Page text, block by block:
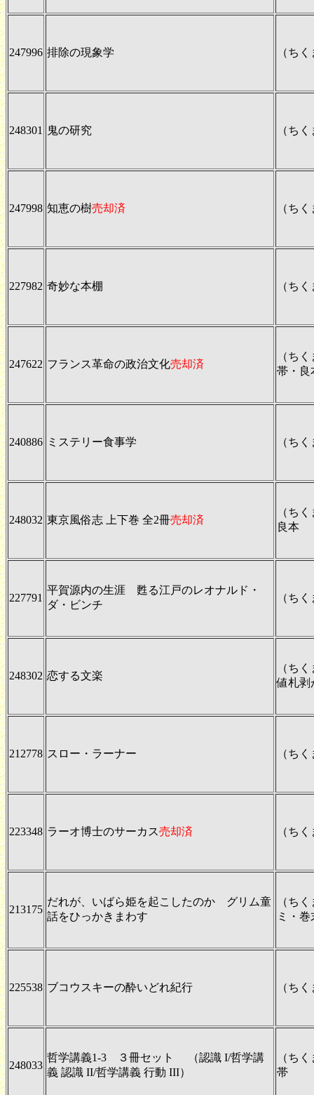
247996 排除の現象学 （ち
248301 鬼の研究 （ち
247998 知恵の樹売却済 （ち
227982 奇妙な本棚 （ち
247622 フランス革命の政治文化売却済
（ち
帯・良
240886 ミステリー食事学 （ち
248032 東京風俗志 上下巻 全2冊売却済
（ち
良本
227791
平賀源内の生涯 甦る江戸のレオナルド・
ダ・ビンチ
（ち
248302 恋する文楽
（ち
値札剥
212778 スロー・ラーナー （ち
223348 ラーオ博士のサーカス売却済 （ち
213175
だれが、いばら姫を起こしたのか グリム童
話をひっかきまわす
（ち
ミ・
225538 ブコウスキーの酔いどれ紀行 （ち
248033
哲学講義1-3 ３冊セット （認識 I/哲学講
義 認識 II/哲学講義 行動 III）
（ち
帯